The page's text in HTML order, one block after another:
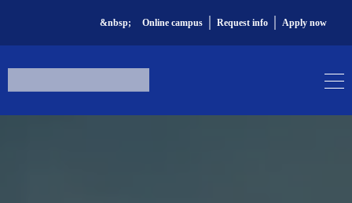
&nbsp; Online campus | Request info | Apply now